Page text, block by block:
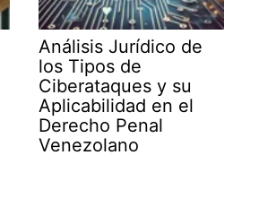
Análisis Jurídico de
los Tipos de
Ciberataques y su
Aplicabilidad en el
Derecho Penal
Venezolano